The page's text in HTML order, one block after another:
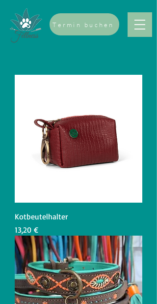
Termin buchen
Kotbeutelhalter
Preis
13,20 €